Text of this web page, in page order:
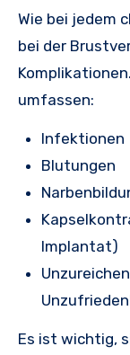
Wie bei jedem
bei der
umfassen:
Infektionen
Blutungen
Implantat)
Es ist wichtig,